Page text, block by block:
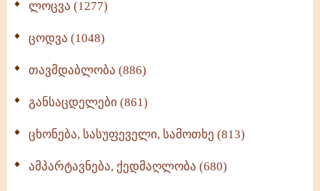
ლოცვა (1277)
ცოდვა (1048)
თავმდაბლობა (886)
განსაცდელები (861)
ცხონება, სასუფეველი, სამოთხე (813)
ამპარტავნება, ქედმაღლობა (680)